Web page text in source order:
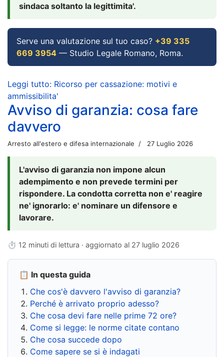
sindaca soltanto la legittimita'.
Serve una valutazione sul tuo caso? +39 335
669 3954 — Studio Legale Romano, Roma.
Leggi tutto: Ricorso per cassazione: motivi e
ammissibilita'
Avviso di garanzia: cosa fare
davvero
Arresto all'estero e difesa internazionale 27 Luglio 2026
L'avviso di garanzia non impone alcun
adempimento e non prevede termini per
rispondere. La condotta corretta non e' reagire
ne' ignorarlo: e' nominare un difensore e
lavorare.
⏱ 12 minuti di lettura · aggiornato al 27 luglio 2026
📋 In questa guida
Che cos'è davvero l'avviso di garanzia?
Perché è arrivato proprio adesso?
Che cosa devi fare nelle prime 72 ore?
Come si legge: le norme citate contano
Che cosa succede dopo
Come sapere se si è indagati